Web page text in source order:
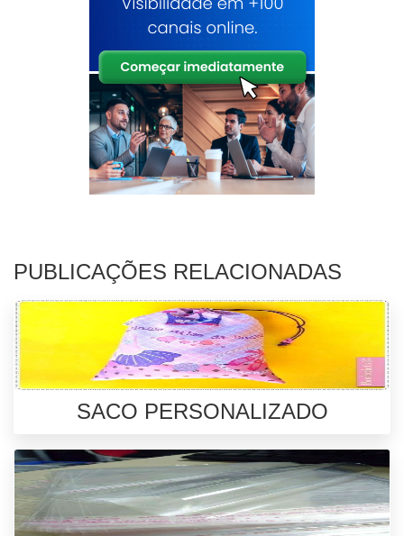
PUBLICAÇÕES RELACIONADAS
SACO PERSONALIZADO